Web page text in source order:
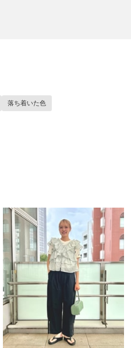
落ち着いた色